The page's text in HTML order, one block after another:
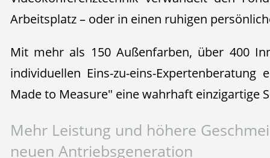
Arbeitsplatz – oder in einen ruhigen
Mit mehr als 150 Außenfarben, über 400
individuellen Eins-zu-eins-Expertenberatung
Made to Measure" eine wahrhaft einzigartige
Mehr Leistung und höhere
neuen Antriebsgeneration